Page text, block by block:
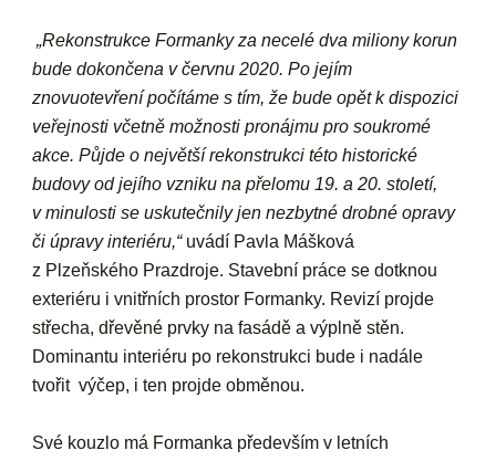
„Rekonstrukce Formanky za necelé dva miliony korun
bude dokončena v červnu 2020. Po jejím
znovuotevření počítáme s tím, že bude opět k dispozici
veřejnosti včetně možnosti pronájmu pro soukromé
akce.Půjde o největší rekonstrukci této historické
budovy od jejího vzniku na přelomu 19. a 20. století,
v minulosti se uskutečnily jen nezbytné drobné opravy
či úpravy interiéru,“uvádí Pavla Mášková
z Plzeňského Prazdroje. Stavební práce se dotknou
exteriéru i vnitřních prostor Formanky. Revizí projde
střecha, dřevěné prvky na fasádě a výplně stěn.
Dominantu interiéru po rekonstrukci bude i nadále
tvořit výčep, i ten projde obměnou.
Své kouzlo má Formanka především v letních